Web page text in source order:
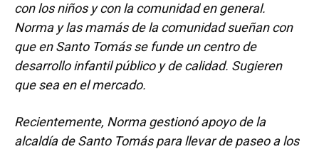
con los niños y con la comunidad en general.
Norma y las mamás de la comunidad sueñan con
que en Santo Tomás se funde un centro de
desarrollo infantil público y de calidad. Sugieren
que sea en el mercado.
Recientemente, Norma gestionó apoyo de la
alcaldía de Santo Tomás para llevar de paseo a los